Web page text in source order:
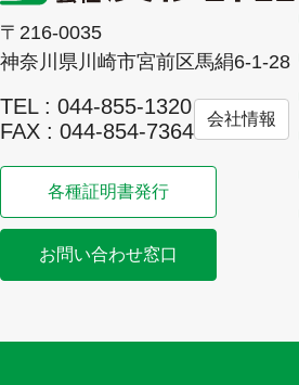
〒216-0035
神奈川県川崎市宮前区馬絹6-1-28
TEL : 044-855-1320
FAX : 044-854-7364
会社情報
各種証明書発行
お問い合わせ窓口